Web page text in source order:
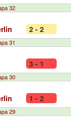
32
2 - 2
31
3 - 1
30
1 - 2
29